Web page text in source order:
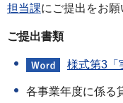
担当課にご提出をお願
ご提出書類
様式第3「
各事業年度に係る